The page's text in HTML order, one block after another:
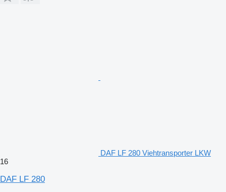
DAF LF 280 Viehtransporter LKW
16
DAF LF 280